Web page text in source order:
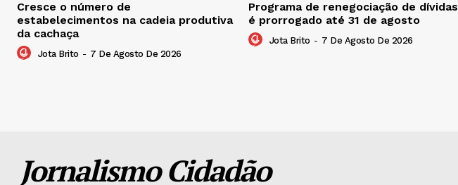
Cresce o número de
estabelecimentos na cadeia produtiva
da cachaça
Jota Brito - 7 De Agosto De 2026
Programa de renegociação de dívidas
é prorrogado até 31 de agosto
Jota Brito - 7 De Agosto De 2026
Jornalismo Cidadão